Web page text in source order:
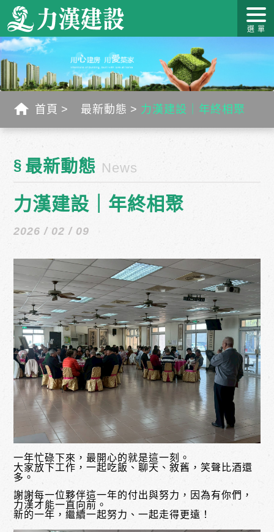
關於力
漢
最新消
息
作品介
紹
力漢學
堂
幸福工
藝
客戶服
首頁 最新動態 力漢建設｜年終相聚
§ 最新動態 News
力漢建設｜年終相聚
2026 / 02 / 09
一年忙碌下來，最開心的就是這一刻。
大家放下工作，一起吃飯、聊天、敘舊，笑聲比酒還
多。
謝謝每一位夥伴這一年的付出與努力，因為有你們，
力漢才能一直向前。
新的一年，繼續一起努力、一起走得更遠！